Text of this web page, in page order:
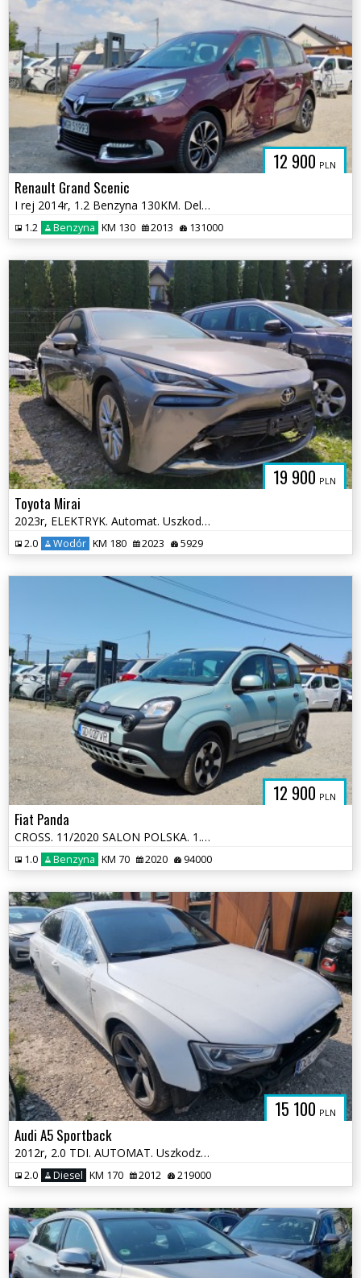
12 900 PLN
Renault Grand Scenic
I rej 2014r, 1.2 Benzyna 130KM. Delikatnie uszkodzone lewe drzwi.Jeźdz
1.2 Benzyna KM 130 2013 131000
19 900 PLN
Toyota Mirai
2023r, ELEKTRYK. Automat. Uszkodzony tył.
2.0 Wodór KM 180 2023 5929
12 900 PLN
Fiat Panda
CROSS. 11/2020 SALON POLSKA. 1.0 HYBRID. Uszkodzony bok. Jeździ.
1.0 Benzyna KM 70 2020 94000
15 100 PLN
Audi A5 Sportback
2012r, 2.0 TDI. AUTOMAT. Uszkodzony lewy przód. Poobijany. Jeździ.
2.0 Diesel KM 170 2012 219000